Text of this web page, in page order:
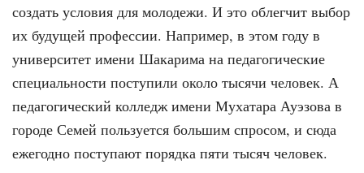
создать условия для молодежи. И это облегчит выбор
их будущей профессии. Например, в этом году в
университет имени Шакарима на педагогические
специальности поступили около тысячи человек. А
педагогический колледж имени Мухатара Ауэзова в
городе Семей пользуется большим спросом, и сюда
ежегодно поступают порядка пяти тысяч человек.